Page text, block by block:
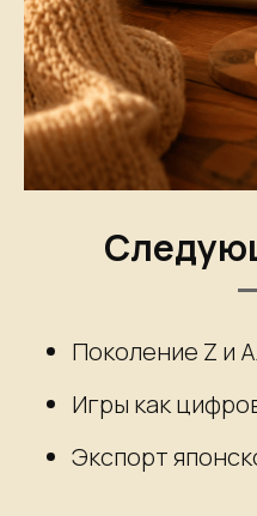
Поколение Z и
Игры как
Экспорт